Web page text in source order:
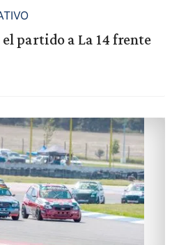
partido a La 14 frente